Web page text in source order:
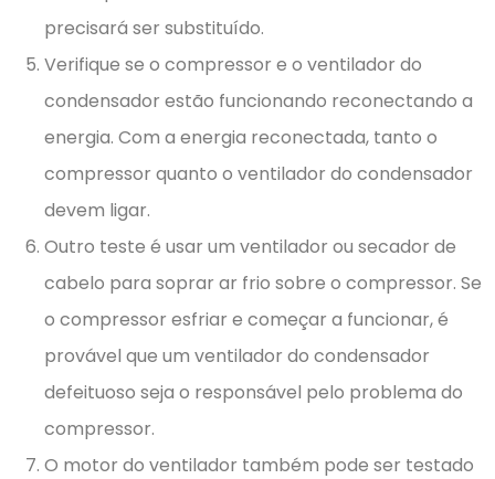
precisará ser substituído.
Verifique se o compressor e o ventilador do
condensador estão funcionando reconectando a
energia. Com a energia reconectada, tanto o
compressor quanto o ventilador do condensador
devem ligar.
Outro teste é usar um ventilador ou secador de
cabelo para soprar ar frio sobre o compressor. Se
o compressor esfriar e começar a funcionar, é
provável que um ventilador do condensador
defeituoso seja o responsável pelo problema do
compressor.
O motor do ventilador também pode ser testado